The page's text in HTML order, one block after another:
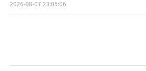
2026-08-07 23:05:06